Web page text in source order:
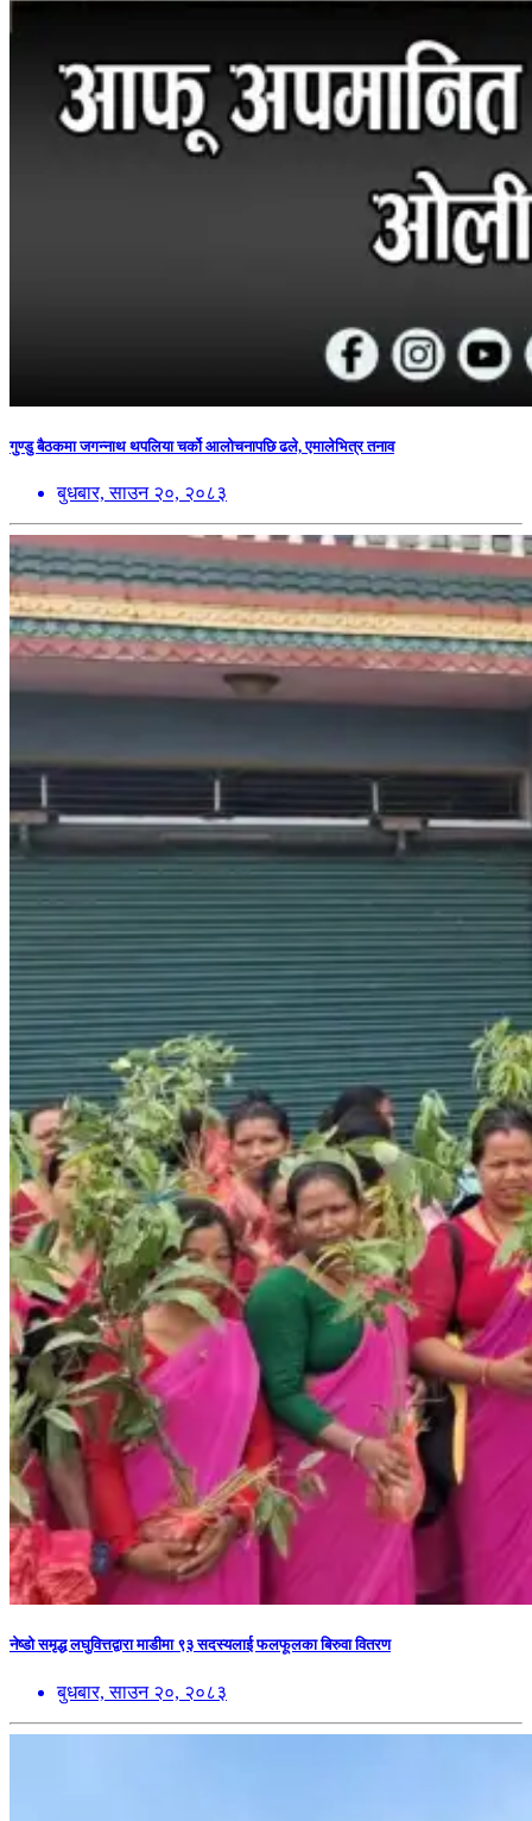
गुण्डु बैठकमा जगन्नाथ थपलिया चर्को आलोचनापछि ढले, एमालेभित्र तनाव
बुधबार, साउन २०, २०८३
नेष्डो समृद्ध लघुवित्तद्वारा माडीमा ९३ सदस्यलाई फलफूलका बिरुवा वितरण
बुधबार, साउन २०, २०८३